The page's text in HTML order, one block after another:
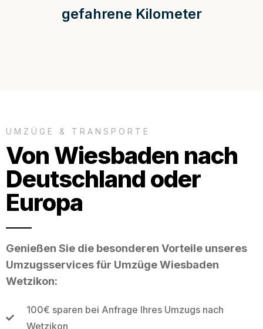
gefahrene Kilometer
UMZÜGE & TRANSPORTE
Von Wiesbaden nach
Deutschland oder
Europa
Genießen Sie die besonderen Vorteile unseres
Umzugsservices für Umzüge Wiesbaden
Wetzikon:
100€ sparen bei Anfrage Ihres Umzugs nach
Wetzikon